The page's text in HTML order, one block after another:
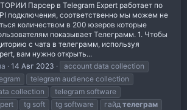
Парсер в Telegram Expert работает по
подключения, соответственно мы можем не
количеством в 200 юзеров которые
показывает Телеграмм. 1. Чтобы
с чата в телеграмм, используя
вам нужно открыть...
14 Авг 2023
account data collection
telegram audience collection
collection
telegram software
tg soft tg software гайд телеграм